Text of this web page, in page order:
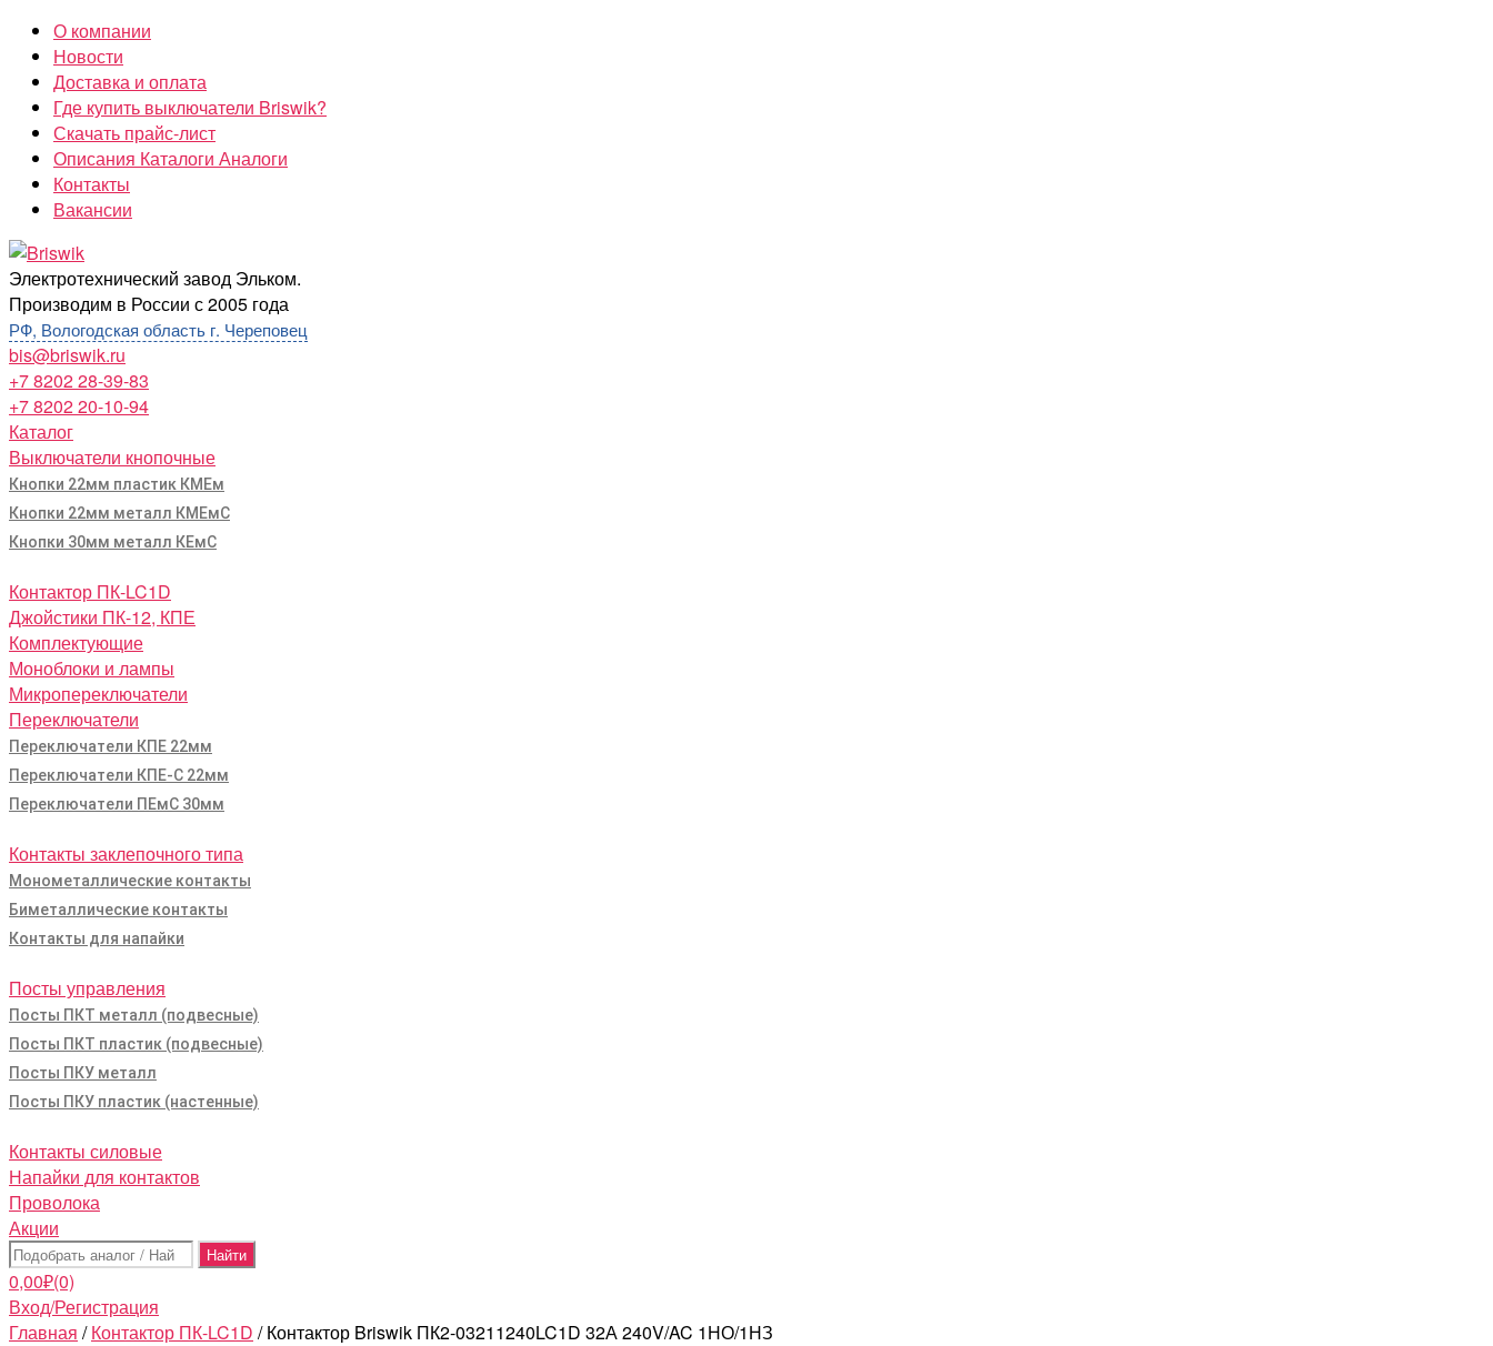
Перейти
содержимому
О компании
Новости
Доставка и оплата
Где купить выключатели Briswik?
Скачать прайс-лист
Описания Каталоги Аналоги
Контакты
Вакансии
Briswik
Электротехнический завод Эльком.
Производим в России с 2005 года
РФ, Вологодская область г. Череповец
bis@briswik.ru
+7 8202 28-39-83
+7 8202 20-10-94
Каталог
Выключатели кнопочные
Кнопки 22мм пластик КМЕм
Кнопки 22мм металл КМЕмС
Кнопки 30мм металл КЕмС
Контактор ПК-LC1D
Джойстики ПК-12, КПЕ
Комплектующие
Моноблоки и лампы
Микропереключатели
Переключатели
Переключатели КПЕ 22мм
Переключатели КПЕ-С 22мм
Переключатели ПЕмС 30мм
Контакты заклепочного типа
Монометаллические контакты
Биметаллические контакты
Контакты для напайки
Посты управления
Посты ПКТ металл (подвесные)
Посты ПКТ пластик (подвесные)
Посты ПКУ металл
Посты ПКУ пластик (настенные)
Контакты силовые
Напайки для контактов
Проволока
Акции
Поиск:
0,00₽(0)
Вход/Регистрация
Главная /Контактор ПК-LC1D / Контактор Briswik ПК2-03211240LC1D 32А 240V/AC 1НО/1НЗ